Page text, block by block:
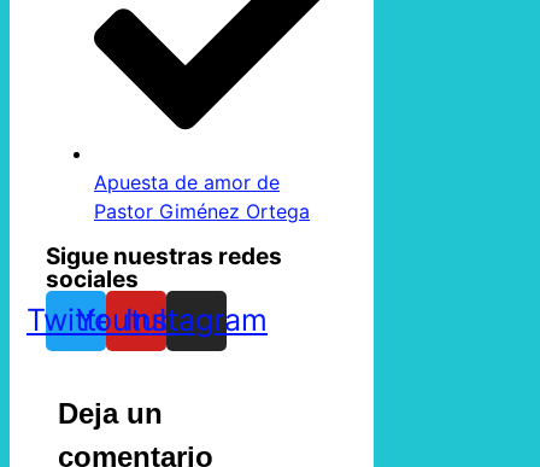
Apuesta de amor de
Pastor Giménez Ortega
Sigue nuestras redes
sociales
TwitterYoutube
Instagram
Deja un
comentario